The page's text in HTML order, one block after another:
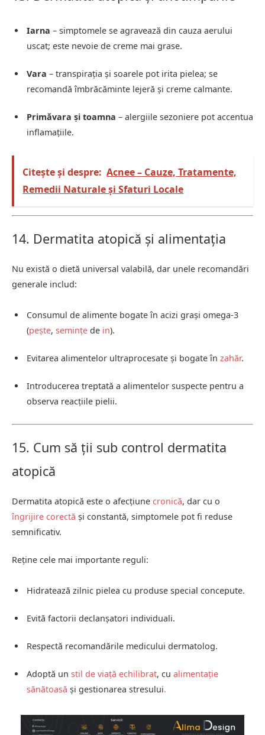
Iarna – simptomele se agravează din cauza aerului
uscat; este nevoie de creme mai grase.
Vara – transpirația și soarele pot irita pielea; se
recomandă îmbrăcăminte lejeră și creme calmante.
Primăvara și toamna – alergiile sezoniere pot accentua
inflamațiile.
Citește și despre: Acnee – Cauze, Tratamente,
Remedii Naturale și Sfaturi Locale
14. Dermatita atopică și alimentația
Nu există o dietă universal valabilă, dar unele recomandări
generale includ:
Consumul de alimente bogate în acizi grași omega-3
(pește, semințe de in).
Evitarea alimentelor ultraprocesate și bogate în zahăr.
Introducerea treptată a alimentelor suspecte pentru a
observa reacțiile pielii.
15. Cum să ții sub control dermatita
atopică
Dermatita atopică este o afecțiune cronică, dar cu o
îngrijire corectă și constantă, simptomele pot fi reduse
semnificativ.
Reține cele mai importante reguli:
Hidratează zilnic pielea cu produse special concepute.
Evită factorii declanșatori individuali.
Respectă recomandările medicului dermatolog.
Adoptă un stil de viață echilibrat, cu alimentație
sănătoasă și gestionarea stresului.